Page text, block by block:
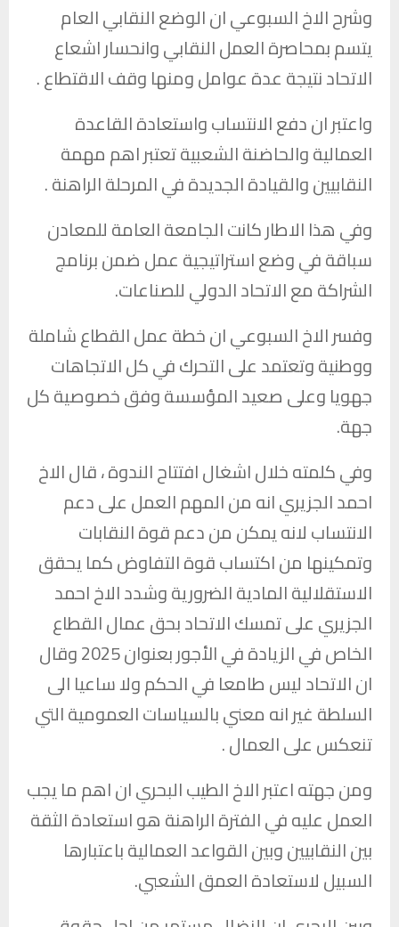
وشرح الاخ السبوعي ان الوضع النقابي العام
يتسم بمحاصرة العمل النقابي وانحسار اشعاع
الاتحاد نتيجة عدة عوامل ومنها وقف الاقتطاع .
واعتبر ان دفع الانتساب واستعادة القاعدة
العمالية والحاضنة الشعبية تعتبر اهم مهمة
النقابيين والقيادة الجديدة في المرحلة الراهنة .
وفي هذا الاطار كانت الجامعة العامة للمعادن
سباقة في وضع استراتيجية عمل ضمن برنامج
الشراكة مع الاتحاد الدولي للصناعات.
وفسر الاخ السبوعي ان خطة عمل القطاع شاملة
ووطنية وتعتمد على التحرك في كل الاتجاهات
جهويا وعلى صعيد المؤسسة وفق خصوصية كل
جهة.
وفي كلمته خلال اشغال افتتاح الندوة ، قال الاخ
احمد الجزيري انه من المهم العمل على دعم
الانتساب لانه يمكن من دعم قوة النقابات
وتمكينها من اكتساب قوة التفاوض كما يحقق
الاستقلالية المادية الضرورية وشدد الاخ احمد
الجزيري على تمسك الاتحاد بحق عمال القطاع
الخاص في الزيادة في الأجور بعنوان 2025 وقال
ان الاتحاد ليس طامعا في الحكم ولا ساعيا الى
السلطة غير انه معني بالسياسات العمومية التي
تنعكس على العمال .
ومن جهته اعتبر الاخ الطيب البحري ان اهم ما يجب
العمل عليه في الفترة الراهنة هو استعادة الثقة
بين النقابيين وبين القواعد العمالية باعتبارها
السبيل لاستعادة العمق الشعبي.